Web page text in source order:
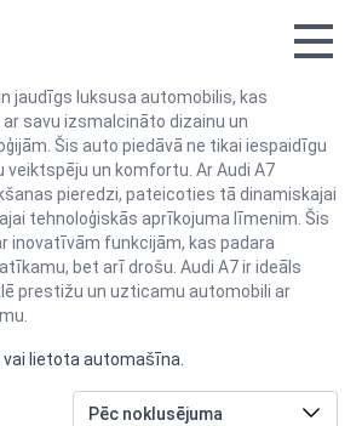
jaudīgs luksusa automobilis, kas
savu izsmalcināto dizainu un
Šis auto piedāvā ne tikai iespaidīgu
un komfortu. Ar Audi A7
pieredzi, pateicoties tā dinamiskajai
tehnoloģiskās aprīkojuma līmenim. Šis
inovatīvām funkcijām, kas padara
bet arī drošu. Audi A7 ir ideāls
prestižu un uzticamu automobili ar
lietota automašīna.